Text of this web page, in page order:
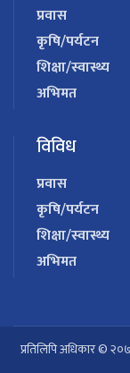
प्रवास
कृषि/पर्यटन
शिक्षा/स्वास्थ्य
अभिमत
विविध
प्रवास
कृषि/पर्यटन
शिक्षा/स्वास्थ्य
अभिमत
प्रतिलिपि अधिकार ©